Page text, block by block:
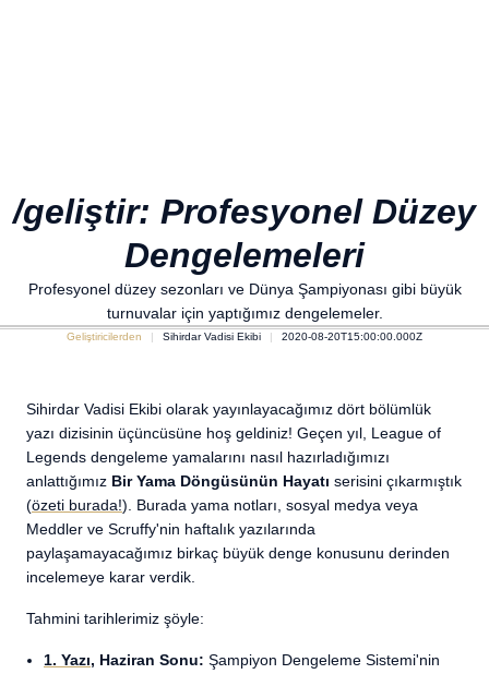
/geliştir: Profesyonel Düzey
Dengelemeleri
Profesyonel düzey sezonları ve Dünya Şampiyonası gibi büyük
turnuvalar için yaptığımız dengelemeler.
Geliştiricilerden Sihirdar Vadisi Ekibi 2020-08-20T15:00:00.000Z
Sihirdar Vadisi Ekibi olarak yayınlayacağımız dört bölümlük
yazı dizisinin üçüncüsüne hoş geldiniz! Geçen yıl, League of
Legends dengeleme yamalarını nasıl hazırladığımızı
anlattığımız Bir Yama Döngüsünün Hayatı serisini çıkarmıştık
(özeti burada!). Burada yama notları, sosyal medya veya
Meddler ve Scruffy'nin haftalık yazılarında
paylaşamayacağımız birkaç büyük denge konusunu derinden
incelemeye karar verdik.
Tahmini tarihlerimiz şöyle:
1. Yazı, Haziran Sonu: Şampiyon Dengeleme Sistemi'nin